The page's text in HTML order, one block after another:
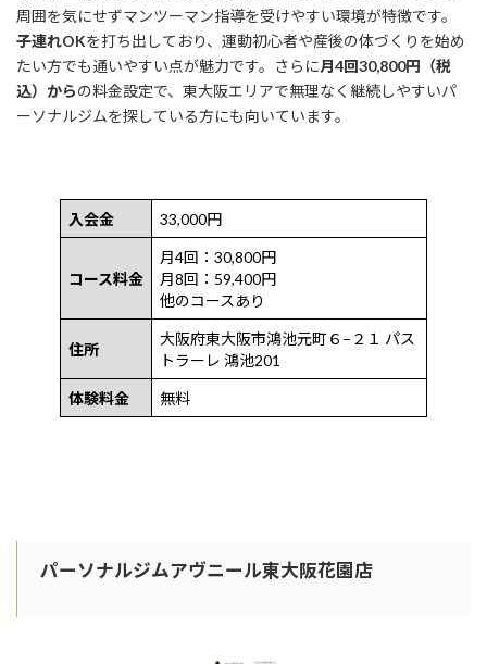
周囲を気にせずマンツーマン指導を受けやすい環境が特徴です。
子連れOKを打ち出しており、運動初心者や産後の体づくりを始め
たい方でも通いやすい点が魅力です。さらに月4回30,800円（税
込）からの料金設定で、東大阪エリアで無理なく継続しやすいパ
ーソナルジムを探している方にも向いています。
入会金 33,000円
コース料金
月4回：30,800円
月8回：59,400円
他のコースあり
住所
大阪府東大阪市鴻池元町６−２１ パス
トラーレ 鴻池201
体験料金 無料
パーソナルジムアヴニール東大阪花園店